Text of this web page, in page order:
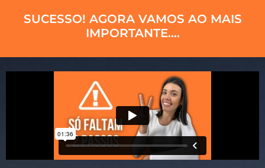
SUCESSO! AGORA VAMOS AO MAIS
IMPORTANTE....